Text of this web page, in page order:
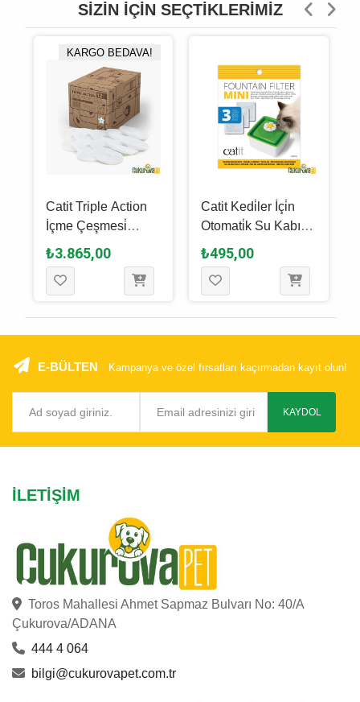
SIZIN İÇIN SEÇTIKLERIMIZ
KARGO BEDAVA!
Catit Triple Action
İçme Çeşmesi̇
Fi̇ltresi̇ 12'li̇
₺3.865,00
Catit Kedi̇ler İçi̇n
Otomati̇k Su Kabı
Fi̇ltresi̇ 3'lü
₺495,00
E-BÜLTEN Kampanya ve özel fırsatları kaçırmadan kayıt olun!
KAYDOL
İLETIŞIM
Toros Mahallesi Ahmet Sapmaz Bulvarı No: 40/A
Çukurova/ADANA
444 4 064
bilgi@cukurovapet.com.tr